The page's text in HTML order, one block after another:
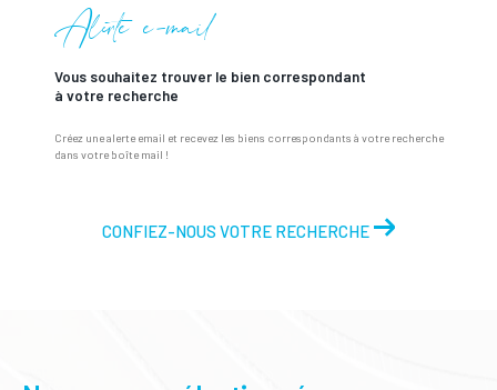
Alerte e-mail
vous souhaitez trouver le bien correspondant
à votre recherche
Créez une alerte email et recevez les biens correspondants à votre recherche
dans votre boîte mail !
CONFIEZ-NOUS VOTRE RECHERCHE